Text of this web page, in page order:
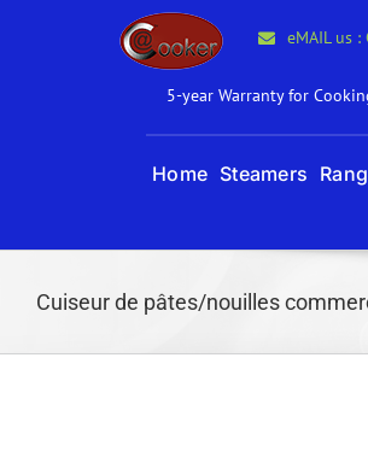
eMAIL us
5-year Warranty for
Home Steamers
Cuiseur de pâtes/nouilles